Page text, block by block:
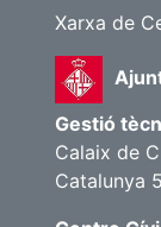
Xarxa de
Gestió
Calaix de
Catalunya